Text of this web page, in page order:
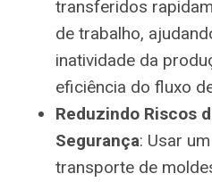
transferidos
de trabalho,
inatividade da
eficiência do fluxo
Reduzindo Riscos
Segurança: Usar
transporte de